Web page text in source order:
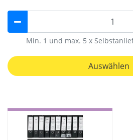
Min. 1 und max. 5 x
Auswählen